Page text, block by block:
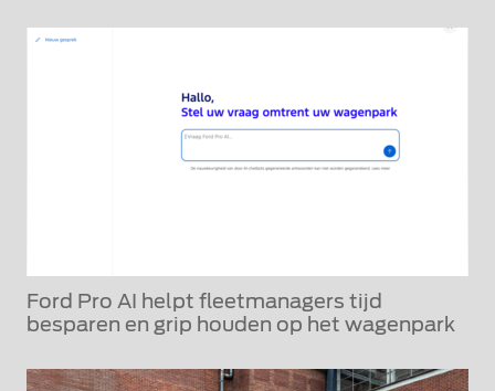
Ford Pro AI helpt fleetmanagers tijd
besparen en grip houden op het wagenpark